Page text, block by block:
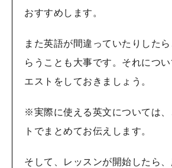
おすすめします。
また英語が間違っていたりした
らうことも大事です。それにつ
エストをしておきましょう。
※実際に使える英文については、
トでまとめてお伝えします。
そして、レッスンが開始したら